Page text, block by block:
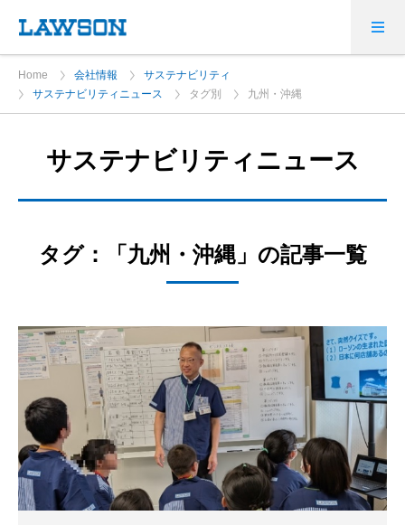
Home 会社情報
サステナビリティ
サステナビリティニュース
タグ別 九州・沖縄
サステナビリティニュース
タグ：「九州・沖縄」の記事一覧